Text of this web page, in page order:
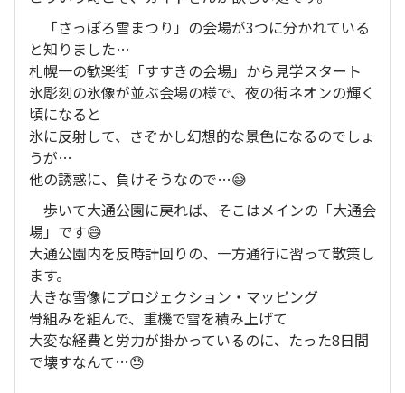
「さっぽろ雪まつり」の会場が3つに分かれている
と知りました…
札幌一の歓楽街「すすきの会場」から見学スタート
氷彫刻の氷像が並ぶ会場の様で、夜の街ネオンの輝く
頃になると
氷に反射して、さぞかし幻想的な景色になるのでしょ
うが…
他の誘惑に、負けそうなので…😅
歩いて大通公園に戻れば、そこはメインの「大通会
場」です😄
大通公園内を反時計回りの、一方通行に習って散策し
ます。
大きな雪像にプロジェクション・マッピング
骨組みを組んで、重機で雪を積み上げて
大変な経費と労力が掛かっているのに、たった8日間
で壊すなんて…😓